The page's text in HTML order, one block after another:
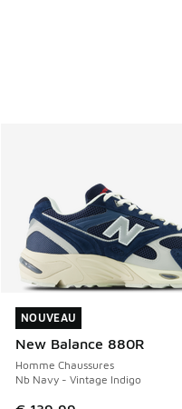
NOUVEAU
New Balance 880R
Homme Chaussures
Nb Navy - Vintage Indigo
NOUVEAU